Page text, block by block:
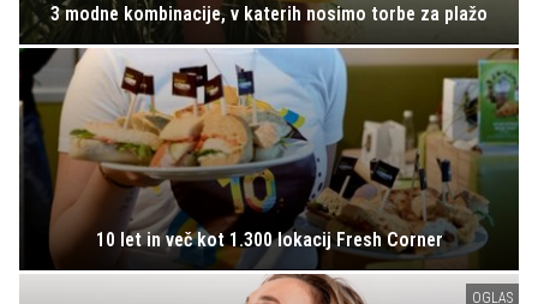
3 modne kombinacije, v katerih nosimo torbe za plažo
10 let in več kot 1.300 lokacij Fresh Corner
OGLAS